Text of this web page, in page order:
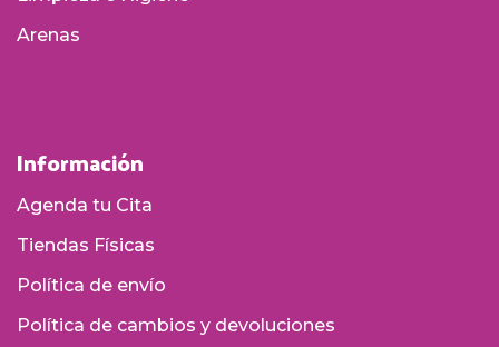
Arenas
Información
Agenda tu Cita
Tiendas Físicas
Política de envío
Política de cambios y devoluciones